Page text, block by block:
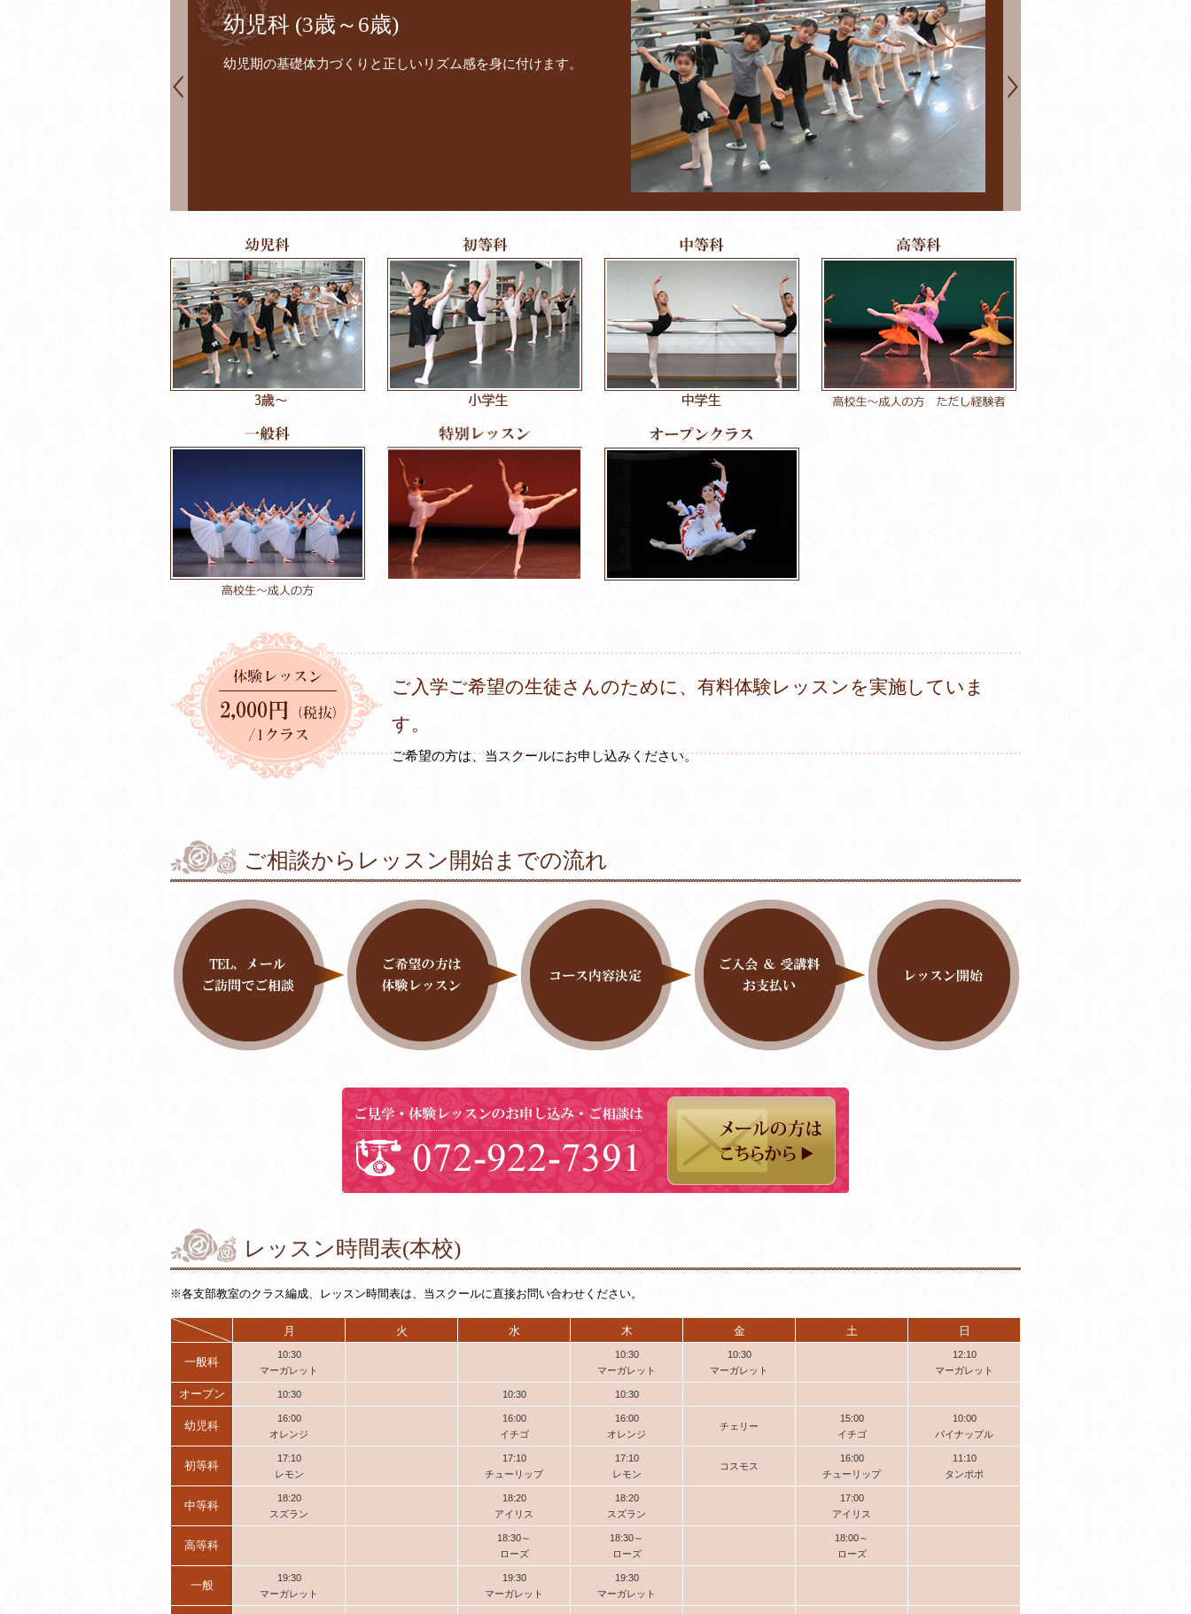
幼児科 (3歳～6歳)
幼児期の基礎体力づくりと正しいリズム感を身に付けます。
ご入学ご希望の生徒さんのために、有料体験レッスンを実施していま
す。
ご希望の方は、当スクールにお申し込みください。
ご相談からレッスン開始までの流れ
レッスン時間表(本校)
※各支部教室のクラス編成、レッスン時間表は、当スクールに直接お問い合わせください。
月 火 水 木 金 土 日
一般科
10:30
マーガレット
10:30
マーガレット
10:30
マーガレット
12:10
マーガレット
オープン 10:30 10:30 10:30
幼児科
16:00
オレンジ
16:00
イチゴ
16:00
オレンジ
チェリー
15:00
イチゴ
10:00
パイナップル
初等科
17:10
レモン
17:10
チューリップ
17:10
レモン
コスモス
16:00
チューリップ
11:10
タンポポ
中等科
18:20
スズラン
18:20
アイリス
18:20
スズラン
17:00
アイリス
高等科
18:30～
ローズ
18:30～
ローズ
18:00～
ローズ
一般
19:30
マーガレット
19:30
マーガレット
19:30
マーガレット